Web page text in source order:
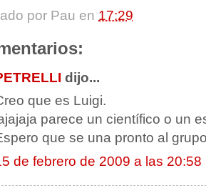
por Pau en 17:29
dijo...
que es Luigi.
parece un científico o un
que se una pronto al
de febrero de 2009 a las 20:58